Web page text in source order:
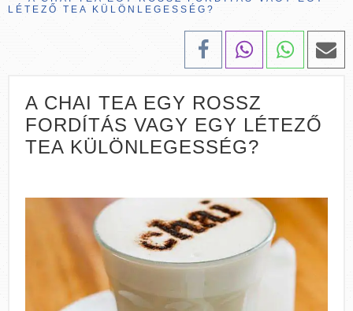
LÉTEZŐ TEA KÜLÖNLEGESSÉG?
A CHAI TEA EGY ROSSZ
FORDÍTÁS VAGY EGY LÉTEZŐ
TEA KÜLÖNLEGESSÉG?